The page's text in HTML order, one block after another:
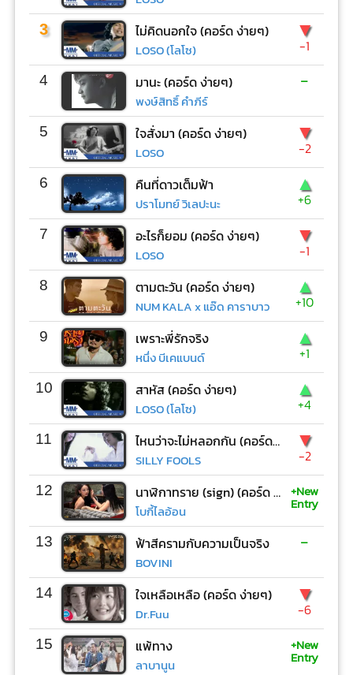
3 ไม่คิดนอกใจ (คอร์ด ง่ายๆ)
LOSO (โลโซ)
▼
-1
4 มานะ (คอร์ด ง่ายๆ)
พงษ์สิทธิ์ คำภีร์
-
5 ใจสั่งมา (คอร์ด ง่ายๆ)
LOSO
▼
-2
6 คืนที่ดาวเต็มฟ้า
ปราโมทย์ วิเลปะนะ
▲
+6
7 อะไรก็ยอม (คอร์ด ง่ายๆ)
LOSO
▼
-1
8 ตามตะวัน (คอร์ด ง่ายๆ)
NUM KALA x แอ๊ด คาราบาว
▲
+10
9 เพราะพี่รักจริง
หนึ่ง บีเคแบนด์
▲
+1
10 สาหัส (คอร์ด ง่ายๆ)
LOSO (โลโซ)
▲
+4
11 ไหนว่าจะไม่หลอกกัน (คอร์ด ง่ายๆ)
SILLY FOOLS
▼
-2
12 นาฬิกาทราย (sign) (คอร์ด ง่ายๆ)
โบกี้ไลอ้อน
+New
Entry
13 ฟ้าสีครามกับความเป็นจริง
BOVINI
-
14 ใจเหลือเหลือ (คอร์ด ง่ายๆ)
Dr.Fuu
▼
-6
15 แพ้ทาง
ลาบานูน
+New
Entry